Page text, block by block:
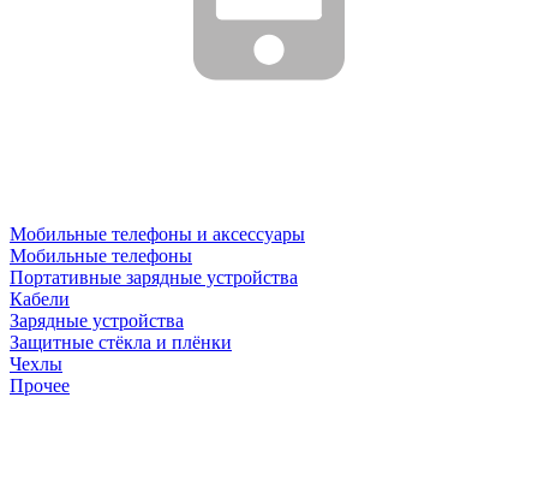
Мобильные телефоны и аксессуары
Мобильные телефоны
Портативные зарядные устройства
Кабели
Зарядные устройства
Защитные стёкла и плёнки
Чехлы
Прочее